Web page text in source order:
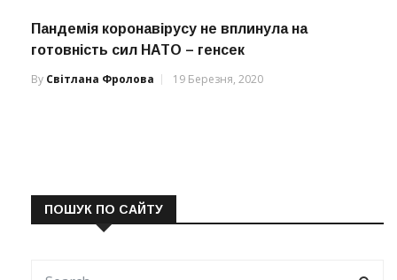
Пандемія коронавірусу не вплинула на
готовність сил НАТО – генсек
By Світлана Фролова 19 Березня, 2020
ПОШУК ПО САЙТУ